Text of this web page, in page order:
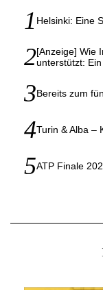
Helsinki: Eine
[Anzeige] Wie
unterstützt:
Bereits zum
Turin & Alba –
ATP Finale